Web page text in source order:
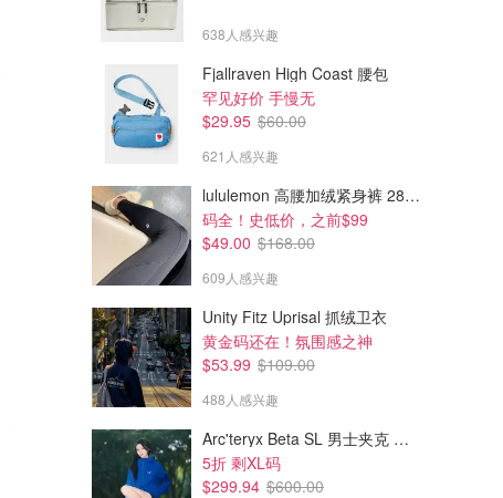
638人感兴趣
Fjallraven High Coast 腰包
罕见好价 手慢无
$29.95 $60.00
621人感兴趣
lululemon 高腰加绒紧身裤 28"≈71cm 5个口袋
码全！史低价，之前$99
$49.00 $168.00
609人感兴趣
Unity Fitz Uprisal 抓绒卫衣
黄金码还在！氛围感之神
$53.99 $109.00
488人感兴趣
Arc'teryx Beta SL 男士夹克 黑色
5折 剩XL码
$299.94 $600.00